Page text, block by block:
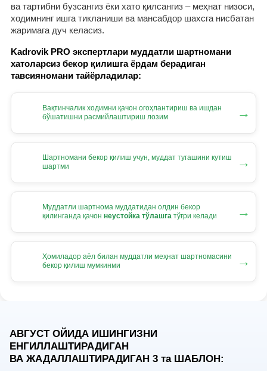
ва тартибни бузсангиз ёки хато қилсангиз – меҳнат низоси,
ходимнинг ишга тикланиши ва мансабдор шахсга нисбатан
жаримага дуч келасиз.
Kadrovik PRO экспертлари муддатли шартномани
хатоларсиз бекор қилишга ёрдам берадиган
тавсияномани тайёрладилар:
Вақтинчалик ходимни қачон огоҳлантириш ва ишдан
бўшатишни расмийлаштириш лозим
→
Шартномани бекор қилиш учун, муддат тугашини кутиш
шартми
→
Муддатли шартнома муддатидан олдин бекор
қилинганда қачон неустойка тўлашга тўғри келади →
Ҳомиладор аёл билан муддатли меҳнат шартномасини
бекор қилиш мумкинми
→
АВГУСТ ОЙИДА ИШИНГИЗНИ
ЕНГИЛЛАШТИРАДИГАН
ВА ЖАДАЛЛАШТИРАДИГАН 3 таШАБЛОН: